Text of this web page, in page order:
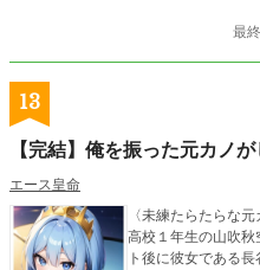
最
13
【完結】俺を振った元カノ
エース皇命
〈未練たらたらな
高校１年生の山吹秋空（やまぶき あ
ト後に彼女である長谷部千冬（